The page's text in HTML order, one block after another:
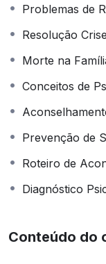
Problemas de
Resolução
Morte na
Conceitos de
Prevenção de
Roteiro de
Diagnóstico
Conteúdo do